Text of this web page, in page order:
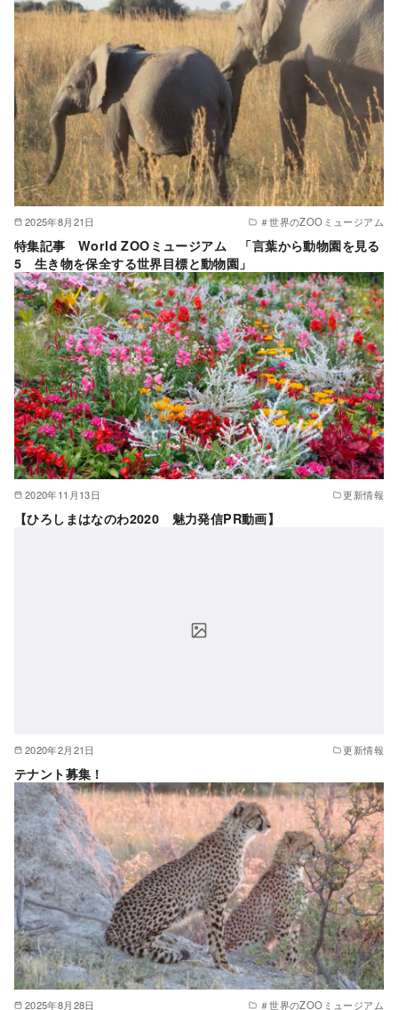
2025年8月21日 ＃世界のZOOミュージアム
特集記事 World ZOOミュージアム 「言葉から動物園を見る
5 生き物を保全する世界目標と動物園」
2020年11月13日 更新情報
【ひろしまはなのわ2020 魅力発信PR動画】
2020年2月21日 更新情報
テナント募集！
2025年8月28日 ＃世界のZOOミュージアム